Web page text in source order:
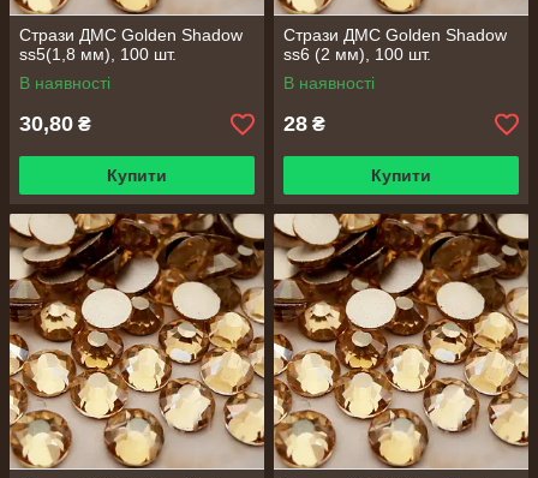
Стрази ДМС Golden Shadow
ss5(1,8 мм), 100 шт.
В наявності
30,80 ₴
Купити
Стрази ДМС Golden Shadow
ss6 (2 мм), 100 шт.
В наявності
28 ₴
Купити